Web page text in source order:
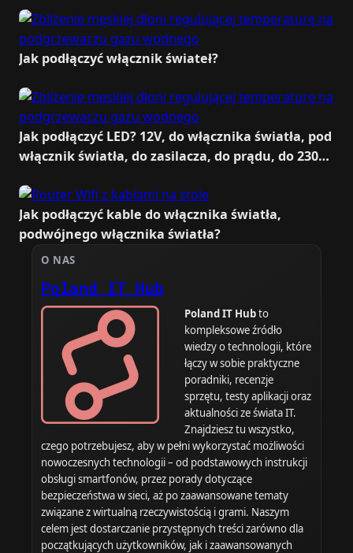
Jak podłączyć włącznik świateł?
Jak podłączyć LED? 12V, do włącznika światła, pod
włącznik światła, do zasilacza, do prądu, do 230V,
Jak podłączyć kable do włącznika światła,
podwójnego włącznika światła?
O NAS
Poland IT Hub
Poland IT Hubto
kompleksowe źródło
wiedzy o technologii, które
łączy w sobie praktyczne
poradniki, recenzje
sprzętu, testy aplikacji oraz
aktualności ze świata IT.
Znajdziesz tu wszystko,
czego potrzebujesz, aby w pełni wykorzystać możliwości
nowoczesnych technologii – od podstawowych instrukcji
obsługi smartfonów, przez porady dotyczące
bezpieczeństwa w sieci, aż po zaawansowane tematy
związane z wirtualną rzeczywistością i grami. Naszym
celem jest dostarczanie przystępnych treści zarówno dla
początkujących użytkowników, jak i zaawansowanych